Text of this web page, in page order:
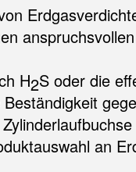
H2S oder die
an